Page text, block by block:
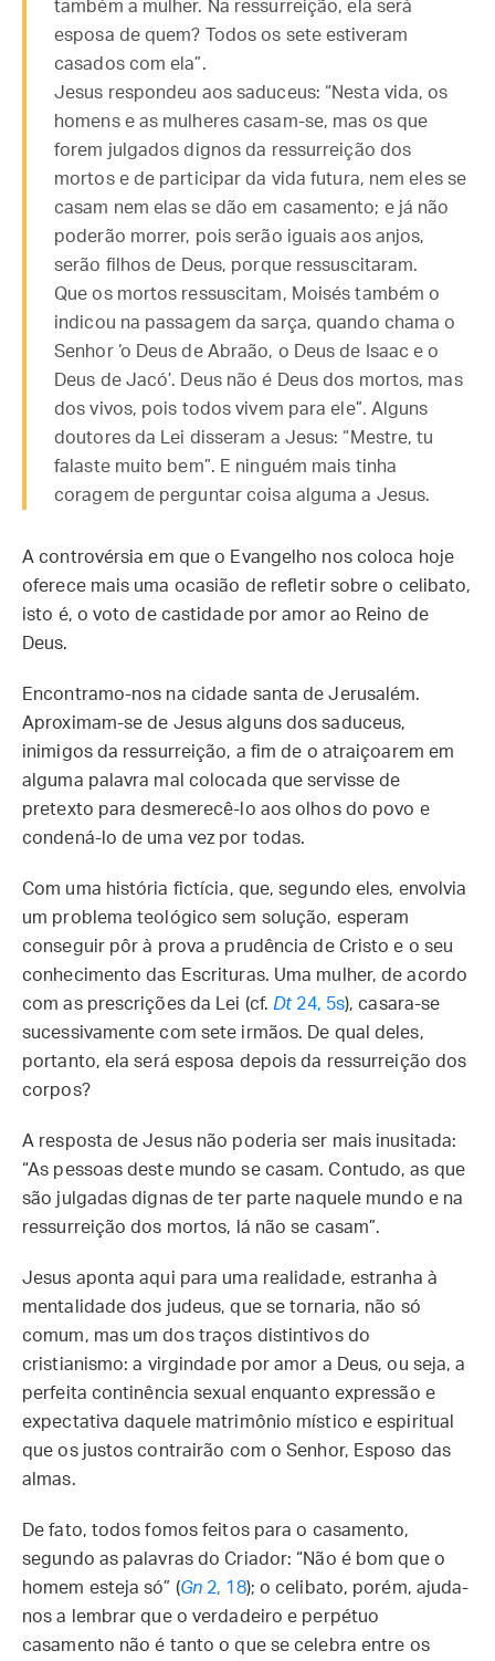
também a mulher. Na ressurreição, ela será
esposa de quem? Todos os sete estiveram
casados com ela”.
Jesus respondeu aos saduceus: “Nesta vida, os
homens e as mulheres casam-se, mas os que
forem julgados dignos da ressurreição dos
mortos e de participar da vida futura, nem eles se
casam nem elas se dão em casamento; e já não
poderão morrer, pois serão iguais aos anjos,
serão filhos de Deus, porque ressuscitaram.
Que os mortos ressuscitam, Moisés também o
indicou na passagem da sarça, quando chama o
Senhor ‘o Deus de Abraão, o Deus de Isaac e o
Deus de Jacó’. Deus não é Deus dos mortos, mas
dos vivos, pois todos vivem para ele”. Alguns
doutores da Lei disseram a Jesus: “Mestre, tu
falaste muito bem”. E ninguém mais tinha
coragem de perguntar coisa alguma a Jesus.
A controvérsia em que o Evangelho nos coloca hoje
oferece mais uma ocasião de refletir sobre o celibato,
isto é, o voto de castidade por amor ao Reino de
Deus.
Encontramo-nos na cidade santa de Jerusalém.
Aproximam-se de Jesus alguns dos saduceus,
inimigos da ressurreição, a fim de o atraiçoarem em
alguma palavra mal colocada que servisse de
pretexto para desmerecê-lo aos olhos do povo e
condená-lo de uma vez por todas.
Com uma história fictícia, que, segundo eles, envolvia
um problema teológico sem solução, esperam
conseguir pôr à prova a prudência de Cristo e o seu
conhecimento das Escrituras. Uma mulher, de acordo
com as prescrições da Lei (cf. Dt24, 5s), casara-se
sucessivamente com sete irmãos. De qual deles,
portanto, ela será esposa depois da ressurreição dos
corpos?
A resposta de Jesus não poderia ser mais inusitada:
“As pessoas deste mundo se casam. Contudo, as que
são julgadas dignas de ter parte naquele mundo e na
ressurreição dos mortos, lá não se casam”.
Jesus aponta aqui para uma realidade, estranha à
mentalidade dos judeus, que se tornaria, não só
comum, mas um dos traços distintivos do
cristianismo: a virgindade por amor a Deus, ou seja, a
perfeita continência sexual enquanto expressão e
expectativa daquele matrimônio místico e espiritual
que os justos contrairão com o Senhor, Esposo das
almas.
De fato, todos fomos feitos para o casamento,
segundo as palavras do Criador: “Não é bom que o
homem esteja só” (Gn 2, 18); o celibato, porém, ajuda-
nos a lembrar que o verdadeiro e perpétuo
casamento não é tanto o que se celebra entre os